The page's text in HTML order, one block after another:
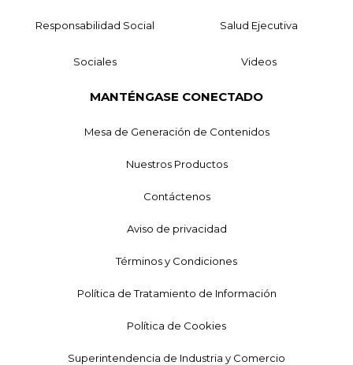
Responsabilidad Social Salud Ejecutiva
Sociales Videos
MANTÉNGASE CONECTADO
Mesa de Generación de Contenidos
Nuestros Productos
Contáctenos
Aviso de privacidad
Términos y Condiciones
Política de Tratamiento de Información
Política de Cookies
Superintendencia de Industria y Comercio